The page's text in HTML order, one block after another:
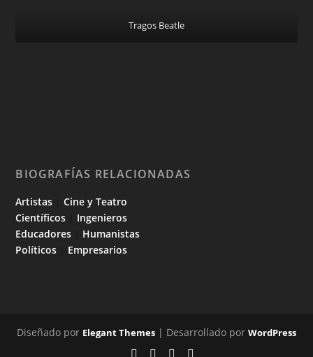
Tragos Beatle
BIOGRAFÍAS RELACIONADAS
Artistas |Cine y Teatro
Científicos
Ingenieros
Educadores
Humanistas
Políticos
Empresarios
Diseñado por Elegant Themes | Desarrollado por WordPress